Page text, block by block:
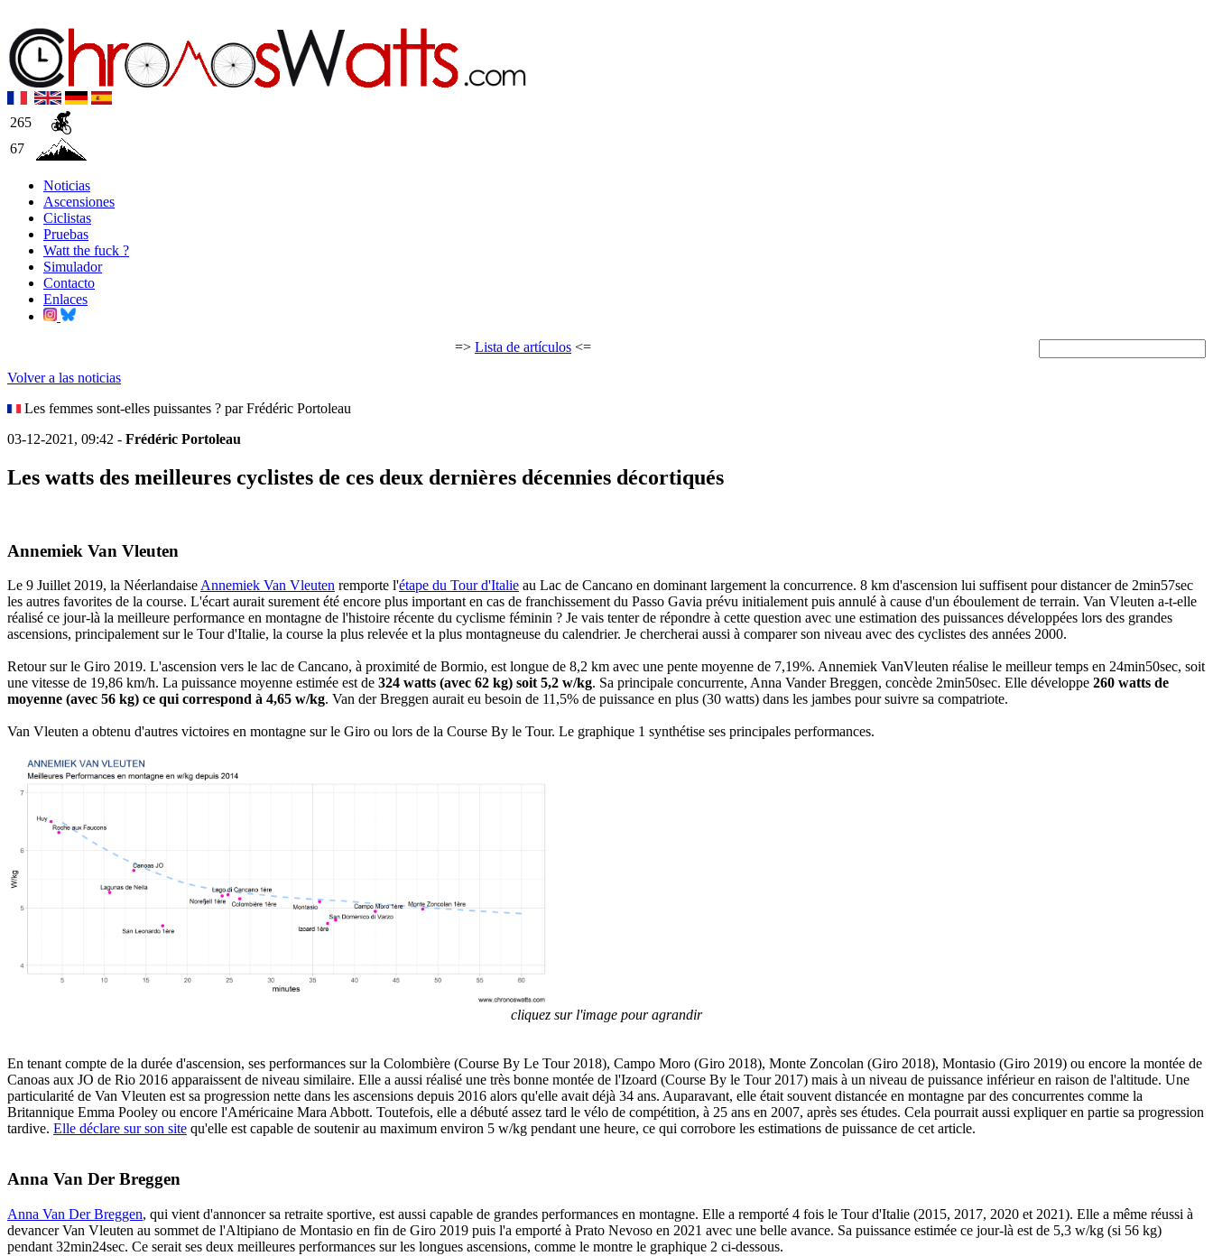
265
67
Noticias
Ascensiones
Ciclistas
Pruebas
Watt the fuck ?
Simulador
Contacto
Enlaces
=> Lista de artículos <=
Volver a las noticias
Les femmes sont-elles puissantes ? par Frédéric Portoleau
03-12-2021, 09:42 - Frédéric Portoleau
Les watts des meilleures cyclistes de ces deux dernières décennies décortiqués
Annemiek Van Vleuten
Le 9 Juillet 2019, la Néerlandaise Annemiek Van Vleuten remporte l'étape du Tour d'Italie au Lac de Cancano en dominant largement la concurrence. 8 km d'ascension lui suffisent pour distancer de 2min57sec
les autres favorites de la course. L'écart aurait surement été encore plus important en cas de franchissement du Passo Gavia prévu initialement puis annulé à cause d'un éboulement de terrain. Van Vleuten a-t-elle
réalisé ce jour-là la meilleure performance en montagne de l'histoire récente du cyclisme féminin ? Je vais tenter de répondre à cette question avec une estimation des puissances développées lors des grandes
ascensions, principalement sur le Tour d'Italie, la course la plus relevée et la plus montagneuse du calendrier. Je chercherai aussi à comparer son niveau avec des cyclistes des années 2000.
Retour sur le Giro 2019. L'ascension vers le lac de Cancano, à proximité de Bormio, est longue de 8,2 km avec une pente moyenne de 7,19%. Annemiek VanVleuten réalise le meilleur temps en 24min50sec, soit
une vitesse de 19,86 km/h. La puissance moyenne estimée est de 324 watts (avec 62 kg) soit 5,2 w/kg. Sa principale concurrente, Anna Vander Breggen, concède 2min50sec. Elle développe 260 watts de
moyenne (avec 56 kg) ce qui correspond à 4,65 w/kg. Van der Breggen aurait eu besoin de 11,5% de puissance en plus (30 watts) dans les jambes pour suivre sa compatriote.
Van Vleuten a obtenu d'autres victoires en montagne sur le Giro ou lors de la Course By le Tour. Le graphique 1 synthétise ses principales performances.
cliquez sur l'image pour agrandir
En tenant compte de la durée d'ascension, ses performances sur la Colombière (Course By Le Tour 2018), Campo Moro (Giro 2018), Monte Zoncolan (Giro 2018), Montasio (Giro 2019) ou encore la montée de
Canoas aux JO de Rio 2016 apparaissent de niveau similaire. Elle a aussi réalisé une très bonne montée de l'Izoard (Course By le Tour 2017) mais à un niveau de puissance inférieur en raison de l'altitude. Une
particularité de Van Vleuten est sa progression nette dans les ascensions depuis 2016 alors qu'elle avait déjà 34 ans. Auparavant, elle était souvent distancée en montagne par des concurrentes comme la
Britannique Emma Pooley ou encore l'Américaine Mara Abbott. Toutefois, elle a débuté assez tard le vélo de compétition, à 25 ans en 2007, après ses études. Cela pourrait aussi expliquer en partie sa progression
tardive. Elle déclare sur son site qu'elle est capable de soutenir au maximum environ 5 w/kg pendant une heure, ce qui corrobore les estimations de puissance de cet article.
Anna Van Der Breggen
Anna Van Der Breggen, qui vient d'annoncer sa retraite sportive, est aussi capable de grandes performances en montagne. Elle a remporté 4 fois le Tour d'Italie (2015, 2017, 2020 et 2021). Elle a même réussi à
devancer Van Vleuten au sommet de l'Altipiano de Montasio en fin de Giro 2019 puis l'a emporté à Prato Nevoso en 2021 avec une belle avance. Sa puissance estimée ce jour-là est de 5,3 w/kg (si 56 kg)
pendant 32min24sec. Ce serait ses deux meilleures performances sur les longues ascensions, comme le montre le graphique 2 ci-dessous.